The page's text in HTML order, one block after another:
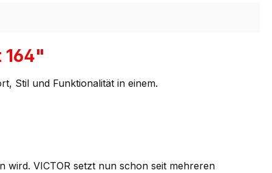
164"
Stil und Funktionalität in einem.
wird. VICTOR setzt nun schon seit mehreren